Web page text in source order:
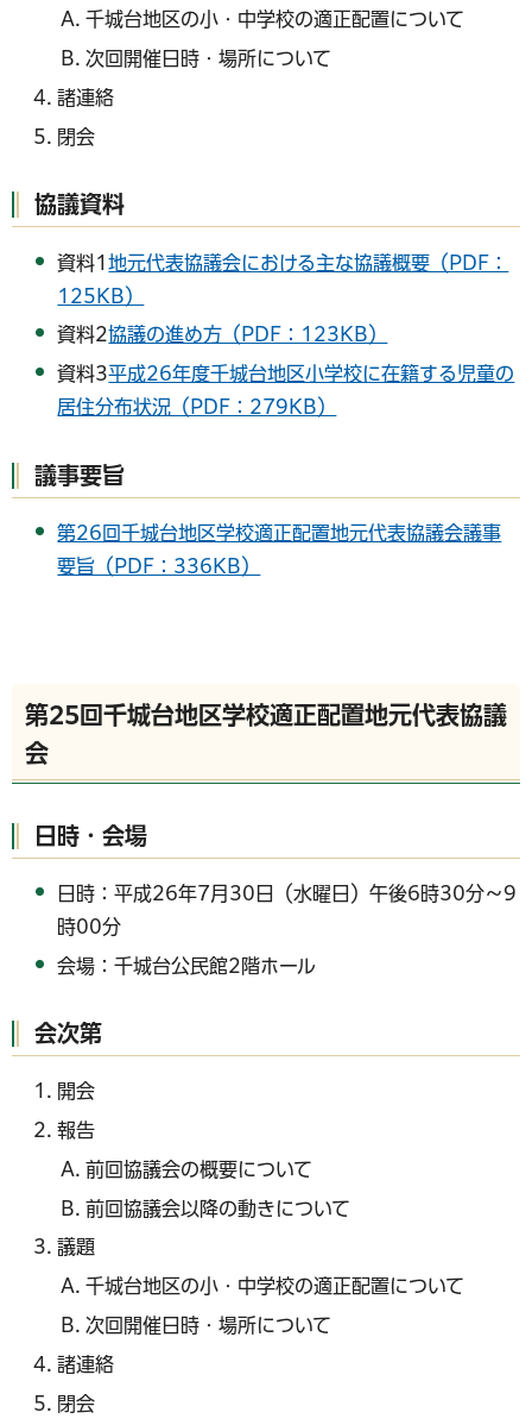
千城台地区の小・中学校の適正配置について
次回開催日時・場所について
諸連絡
閉会
協議資料
資料1地元代表協議会における主な協議概要（PDF：
125KB）
資料2協議の進め方（PDF：123KB）
資料3平成26年度千城台地区小学校に在籍する児童の
居住分布状況（PDF：279KB）
議事要旨
第26回千城台地区学校適正配置地元代表協議会議事
要旨（PDF：336KB）
第25回千城台地区学校適正配置地元代表協議
会
日時・会場
日時：平成26年7月30日（水曜日）午後6時30分～9
時00分
会場：千城台公民館2階ホール
会次第
開会
報告
前回協議会の概要について
前回協議会以降の動きについて
議題
千城台地区の小・中学校の適正配置について
次回開催日時・場所について
諸連絡
閉会